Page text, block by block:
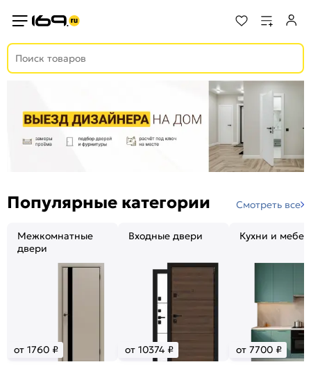
Популярные категории Смотреть все
Межкомнатные
двери
от 1760 ₽
Входные двери
от 10374 ₽
Кухни и
от 7700 ₽